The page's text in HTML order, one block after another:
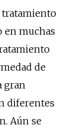
tratamiento
en muchas
de
gran
diferentes
Aún se